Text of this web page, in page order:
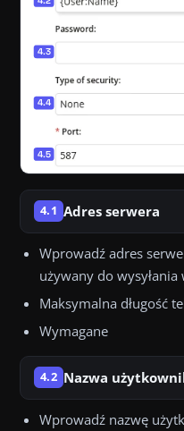
4.1 Adres serwera
Wprowadź adres
używany do
Maksymalna długość
Wymagane
4.2 Nazwa
Wprowadź nazwę